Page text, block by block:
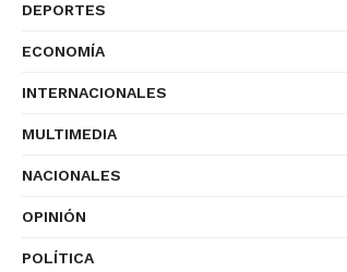
DEPORTES
ECONOMÍA
INTERNACIONALES
MULTIMEDIA
NACIONALES
OPINIÓN
POLÍTICA